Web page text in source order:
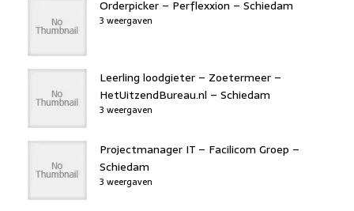
Orderpicker – Perflexxion – Schiedam
3 weergaven
Leerling loodgieter – Zoetermeer –
HetUitzendBureau.nl – Schiedam
3 weergaven
Projectmanager IT – Facilicom Groep –
Schiedam
3 weergaven